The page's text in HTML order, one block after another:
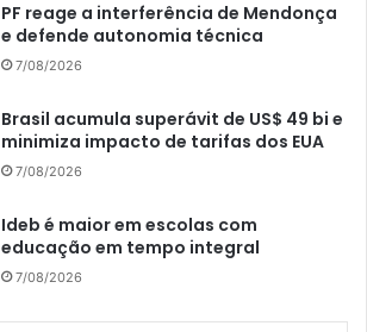
PF reage a interferência de Mendonça
e defende autonomia técnica
7/08/2026
Brasil acumula superávit de US$ 49 bi e
minimiza impacto de tarifas dos EUA
7/08/2026
Ideb é maior em escolas com
educação em tempo integral
7/08/2026